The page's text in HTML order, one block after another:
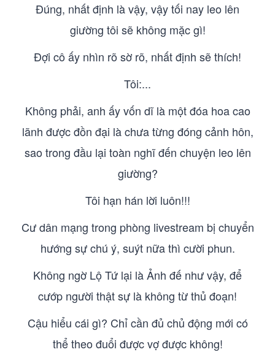
Đúng, nhất định là vậy, vậy tối nay leo lên
giường tôi sẽ không mặc gì!
Đợi cô ấy nhìn rõ sờ rõ, nhất định sẽ thích!
Tôi:...
Không phải, anh ấy vốn dĩ là một đóa hoa cao
lãnh được đồn đại là chưa từng đóng cảnh hôn,
sao trong đầu lại toàn nghĩ đến chuyện leo lên
giường?
Tôi hạn hán lời luôn!!!
Cư dân mạng trong phòng livestream bị chuyển
hướng sự chú ý, suýt nữa thì cười phun.
Không ngờ Lộ Tứ lại là Ảnh đế như vậy, để
cướp người thật sự là không từ thủ đoạn!
Cậu hiểu cái gì? Chỉ cần đủ chủ động mới có
thể theo đuổi được vợ được không!